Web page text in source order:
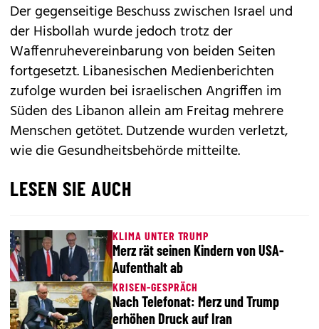
Der gegenseitige Beschuss zwischen Israel und
der Hisbollah wurde jedoch trotz der
Waffenruhevereinbarung von beiden Seiten
fortgesetzt. Libanesischen Medienberichten
zufolge wurden bei israelischen Angriffen im
Süden des Libanon allein am Freitag mehrere
Menschen getötet. Dutzende wurden verletzt,
wie die Gesundheitsbehörde mitteilte.
LESEN SIE AUCH
KLIMA UNTER TRUMP
Merz rät seinen Kindern von USA-
Aufenthalt ab
KRISEN-GESPRÄCH
Nach Telefonat: Merz und Trump
erhöhen Druck auf Iran